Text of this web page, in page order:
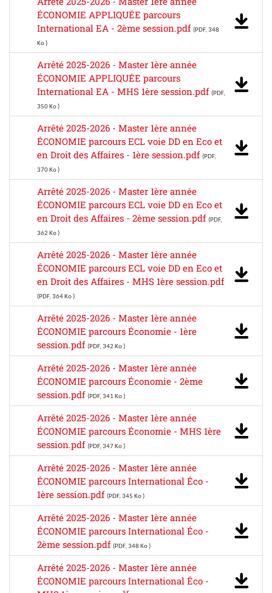
ÉCONOMIE APPLIQUÉE parcours
International EA - 2ème session.pdf (PDF, 348
Ko )
Arrêté 2025-2026 - Master 1ère année
ÉCONOMIE APPLIQUÉE parcours
International EA - MHS 1ère session.pdf (PDF,
350 Ko )
Arrêté 2025-2026 - Master 1ère année
ÉCONOMIE parcours ECL voie DD en Eco et
en Droit des Affaires - 1ère session.pdf (PDF,
370 Ko )
Arrêté 2025-2026 - Master 1ère année
ÉCONOMIE parcours ECL voie DD en Eco et
en Droit des Affaires - 2ème session.pdf (PDF,
362 Ko )
Arrêté 2025-2026 - Master 1ère année
ÉCONOMIE parcours ECL voie DD en Eco et
en Droit des Affaires - MHS 1ère session.pdf
(PDF, 364 Ko )
Arrêté 2025-2026 - Master 1ère année
ÉCONOMIE parcours Économie - 1ère
session.pdf (PDF, 342 Ko )
Arrêté 2025-2026 - Master 1ère année
ÉCONOMIE parcours Économie - 2ème
session.pdf (PDF, 341 Ko )
Arrêté 2025-2026 - Master 1ère année
ÉCONOMIE parcours Économie - MHS 1ère
session.pdf (PDF, 347 Ko )
Arrêté 2025-2026 - Master 1ère année
ÉCONOMIE parcours International Éco -
1ère session.pdf (PDF, 345 Ko )
Arrêté 2025-2026 - Master 1ère année
ÉCONOMIE parcours International Éco -
2ème session.pdf (PDF, 348 Ko )
Arrêté 2025-2026 - Master 1ère année
ÉCONOMIE parcours International Éco -